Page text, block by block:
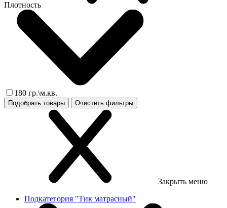
Плотность
180 гр.\м.кв.
Подобрать товары Очистить фильтры
Закрыть меню
Подкатегория "Тик матрасный"